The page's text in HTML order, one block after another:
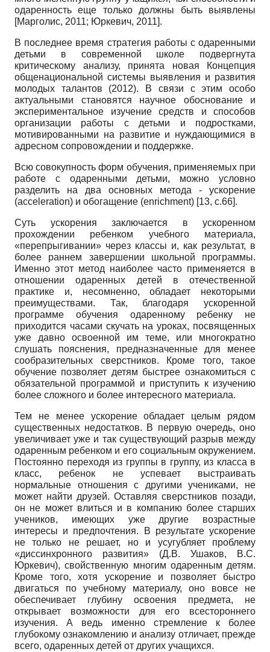
одаренность еще только должны быть выявлены
[Марголис, 2011; Юркевич, 2011].
В последнее время стратегия работы с одаренными
детьми в современной школе подвергнута
критическому анализу, принята новая Концепция
общенациональной системы выявления и развития
молодых талантов (2012). В связи с этим особо
актуальными становятся научное обоснование и
экспериментальное изучение средств и способов
организации работы с детьми и подростками,
мотивированными на развитие и нуждающимися в
адресном сопровождении и поддержке.
Всю совокупность форм обучения, применяемых при
работе с одаренными детьми, можно условно
разделить на два основных метода - ускорение
(acceleration) и обогащение (enrichment) [13, c.66].
Суть ускорения заключается в ускоренном
прохождении ребенком учебного материала,
«перепрыгивании» через классы и, как результат, в
более раннем завершении школьной программы.
Именно этот метод наиболее часто применяется в
отношении одаренных детей в отечественной
практике и, несомненно, обладает некоторыми
преимуществами. Так, благодаря ускоренной
программе обучения одаренному ребенку не
приходится часами скучать на уроках, посвященных
уже давно освоенной им теме, или многократно
слушать пояснения, предназначенные для менее
сообразительных сверстников. Кроме того, такое
обучение позволяет детям быстрее ознакомиться с
обязательной программой и приступить к изучению
более сложного и более интересного материала.
Тем не менее ускорение обладает целым рядом
существенных недостатков. В первую очередь, оно
увеличивает уже и так существующий разрыв между
одаренным ребенком и его социальным окружением.
Постоянно переходя из группы в группу, из класса в
класс, ребенок не успевает выстраивать
нормальные отношения с другими учениками, не
может найти друзей. Оставляя сверстников позади,
он не может влиться и в компанию более старших
учеников, имеющих уже другие возрастные
интересы и предпочтения. В результате ускорение
не только не решает, но и усугубляет проблему
«диссинхронного развития» (Д.В. Ушаков, В.С.
Юркевич), свойственную многим одаренным детям.
Кроме того, хотя ускорение и позволяет быстро
двигаться по учебному материалу, оно вовсе не
обеспечивает глубину освоения предмета, не
открывает возможности для его всестороннего
изучения. А ведь именно стремление к более
глубокому ознакомлению и анализу отличает, прежде
всего, одаренных детей от других учащихся.